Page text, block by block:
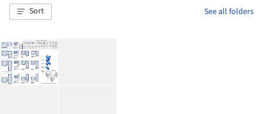
Sort See all folders